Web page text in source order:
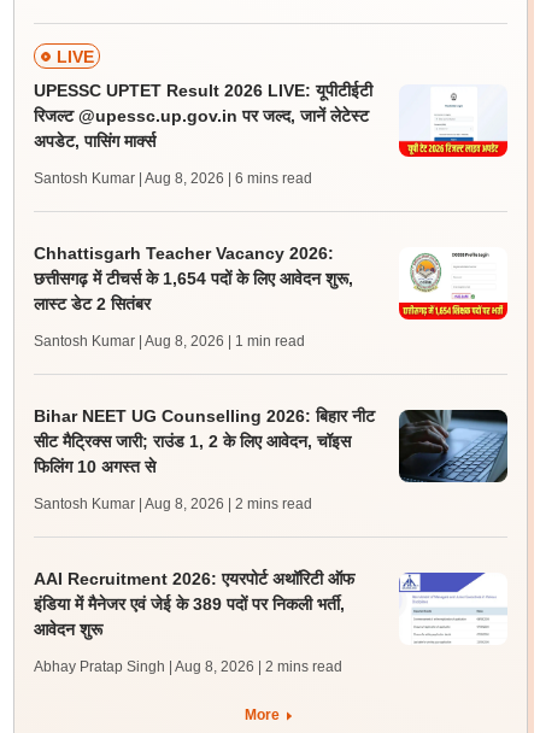
LIVE
UPESSC UPTET Result 2026 LIVE: यूपीटीईटी
रिजल्ट @upessc.up.gov.in पर जल्द, जानें लेटेस्ट
अपडेट, पासिंग मार्क्स
Santosh Kumar | Aug 8, 2026 | 6 mins read
Chhattisgarh Teacher Vacancy 2026:
छत्तीसगढ़ में टीचर्स के 1,654 पदों के लिए आवेदन शुरू,
लास्ट डेट 2 सितंबर
Santosh Kumar | Aug 8, 2026 | 1 min read
Bihar NEET UG Counselling 2026: बिहार नीट
सीट मैट्रिक्स जारी; राउंड 1, 2 के लिए आवेदन, चॉइस
फिलिंग 10 अगस्त से
Santosh Kumar | Aug 8, 2026 | 2 mins read
AAI Recruitment 2026: एयरपोर्ट अथॉरिटी ऑफ
इंडिया में मैनेजर एवं जेई के 389 पदों पर निकली भर्ती,
आवेदन शुरू
Abhay Pratap Singh | Aug 8, 2026 | 2 mins read
More